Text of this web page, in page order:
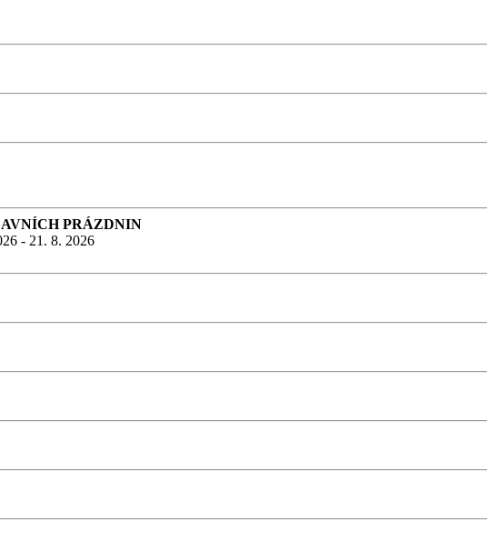
PRÁZDNIN
- 21. 8. 2026